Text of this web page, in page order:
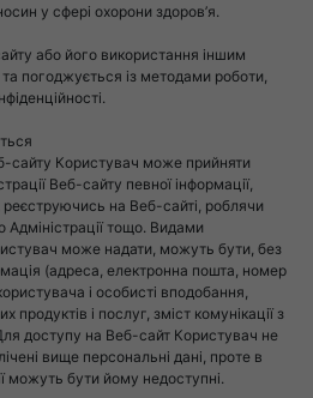
у сфері охорони здоров’я.
або його використання іншим
погоджується із методами роботи,
сайту Користувач може прийняти
Веб-сайту певної інформації,
на Веб-сайті, роблячи
тощо. Видами
може надати, можуть бути, без
(адреса, електронна пошта, номер
і особисті вподобання,
продуктів і послуг, зміст комунікації з
доступу на Веб-сайт Користувач не
вище персональні дані, проте в
можуть бути йому недоступні.